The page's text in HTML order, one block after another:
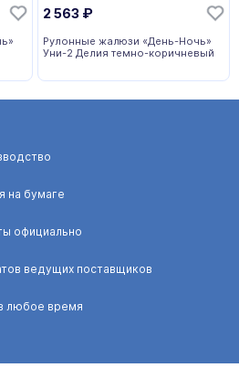
2 563 ₽
Рулонные жалюзи «День-Ночь»
Уни-2 Делия темно-коричневый
на бумаге
официально
ведущих поставщиков
любое время